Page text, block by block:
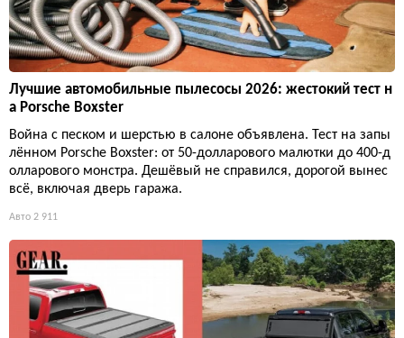
Лучшие автомобильные пылесосы 2026: жестокий тест н
а Porsche Boxster
Война с песком и шерстью в салоне объявлена. Тест на запы
лённом Porsche Boxster: от 50-долларового малютки до 400-д
олларового монстра. Дешёвый не справился, дорогой вынес
всё, включая дверь гаража.
Авто 2 911